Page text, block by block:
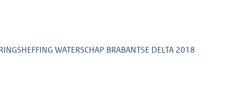
WATERSCHAP BRABANTSE DELTA 2018